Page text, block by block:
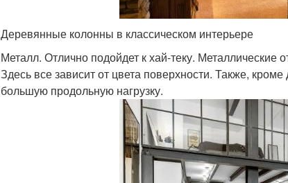
Деревянные колонны в классическом интерьере
Металл. Отлично подойдет к хай-теку. Металлические
Здесь все зависит от цвета поверхности. Также,
большую продольную нагрузку.